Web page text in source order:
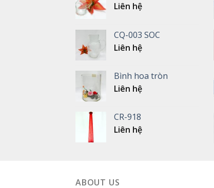
Liên hệ
CQ-003 SOC
Liên hệ
Bình hoa tròn
Liên hệ
CR-918
Liên hệ
ABOUT US